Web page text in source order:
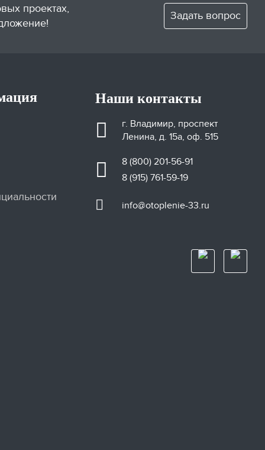
проектах,
Задать вопрос
Наши контакты
г. Владимир, проспект
Ленина, д. 15а, оф. 515
8 (800) 201-56-91
8 (915) 761-59-19
info@otoplenie-33.ru